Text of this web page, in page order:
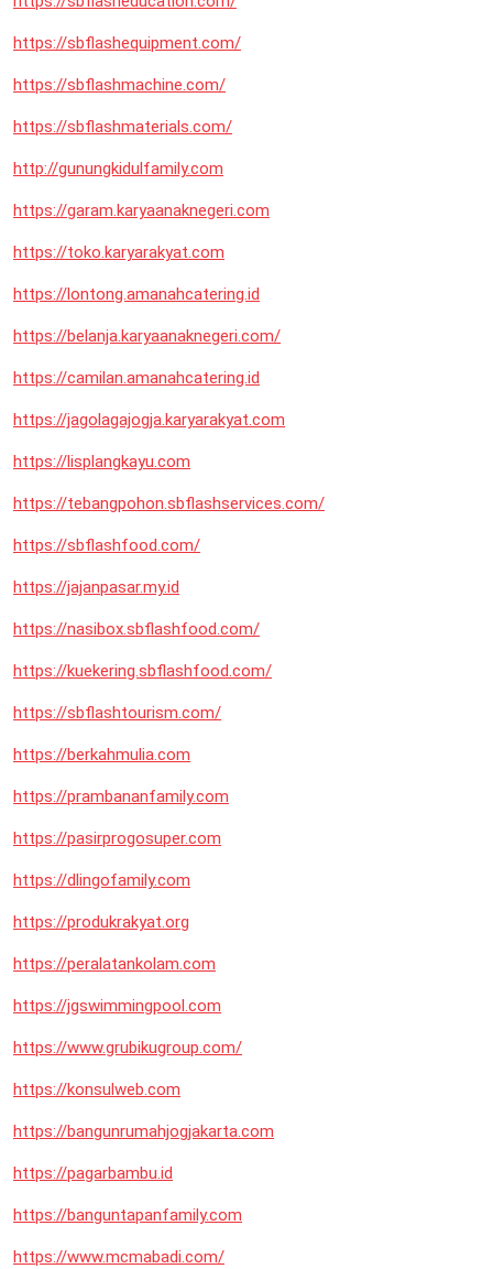
https://sbflashequipment.com/
https://sbflashmachine.com/
https://sbflashmaterials.com/
http://gunungkidulfamily.com
https://garam.karyaanaknegeri.com
https://toko.karyarakyat.com
https://lontong.amanahcatering.id
https://belanja.karyaanaknegeri.com/
https://camilan.amanahcatering.id
https://jagolagajogja.karyarakyat.com
https://lisplangkayu.com
https://tebangpohon.sbflashservices.com/
https://sbflashfood.com/
https://jajanpasar.my.id
https://nasibox.sbflashfood.com/
https://kuekering.sbflashfood.com/
https://sbflashtourism.com/
https://berkahmulia.com
https://prambananfamily.com
https://pasirprogosuper.com
https://dlingofamily.com
https://produkrakyat.org
https://peralatankolam.com
https://jgswimmingpool.com
https://www.grubikugroup.com/
https://konsulweb.com
https://bangunrumahjogjakarta.com
https://pagarbambu.id
https://banguntapanfamily.com
https://www.mcmabadi.com/